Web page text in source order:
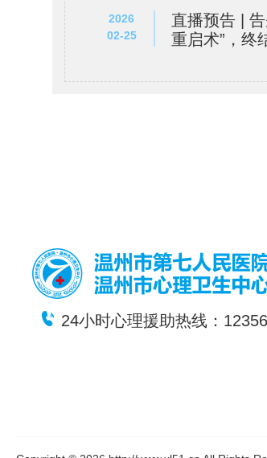
2026
02-25
直播预告 |
重启术”，终
24小时心理援助热线：12356